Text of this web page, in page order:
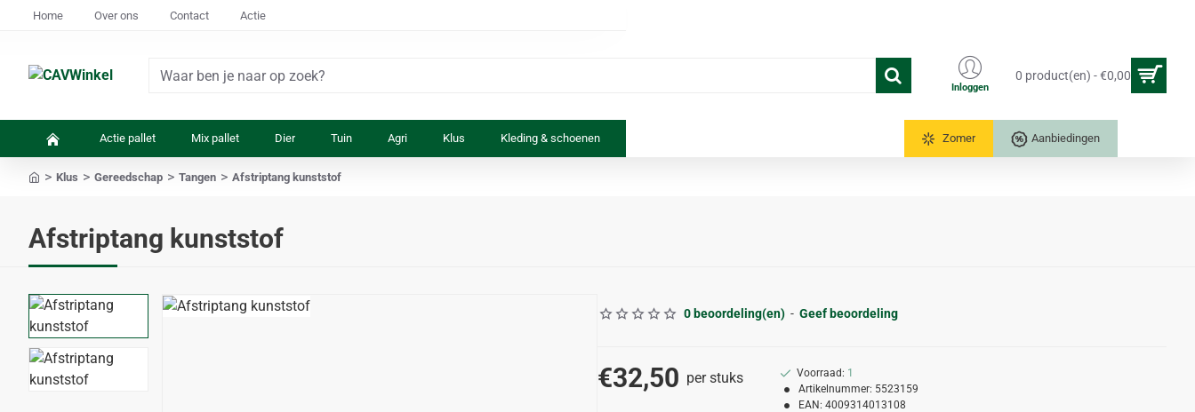
Home Over ons Contact Actie
Waar
Inloggen
0 product(en) - €0,00
Actie pallet Mix pallet Dier Tuin Agri Klus Kleding & schoenen Zomer Aanbiedingen
Afstriptang kunststof
Klus Gereedschap Tangen Afstriptang kunststof
0 beoordeling(en) - Geef beoordeling
€32,50 per stuks Voorraad: 1
Artikelnummer: 5523159
EAN: 4009314013108